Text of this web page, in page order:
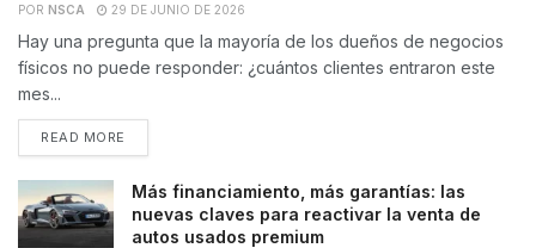
POR NSCA 29 DE JUNIO DE 2026
Hay una pregunta que la mayoría de los dueños de negocios
físicos no puede responder: ¿cuántos clientes entraron este
mes...
READ MORE
Más financiamiento, más garantías: las
nuevas claves para reactivar la venta de
autos usados premium